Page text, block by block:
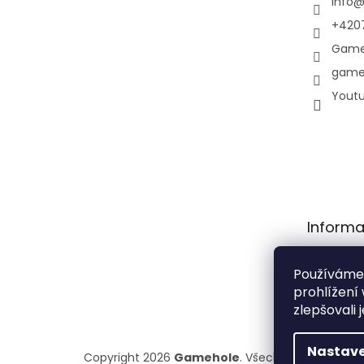
prohlížení
zlepšovali
osobních
Copyright 2026 Gamehole. Všechna práva